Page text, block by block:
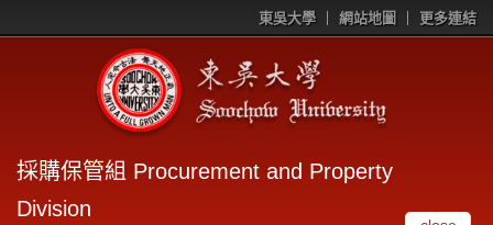
東吳大學 網站地圖 更多連結
採購保管組 Procurement and Property
Division